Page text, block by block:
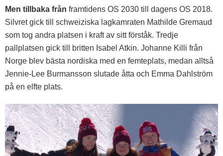
Men tillbaka från framtidens OS 2030 till dagens OS 2018.
Silvret gick till schweiziska lagkamraten Mathilde Gremaud
som tog andra platsen i kraft av sitt förståk. Tredje
pallplatsen gick till britten Isabel Atkin. Johanne Killi från
Norge blev bästa nordiska med en femteplats, medan alltså
Jennie-Lee Burmansson slutade åtta och Emma Dahlström
på en elfte plats.